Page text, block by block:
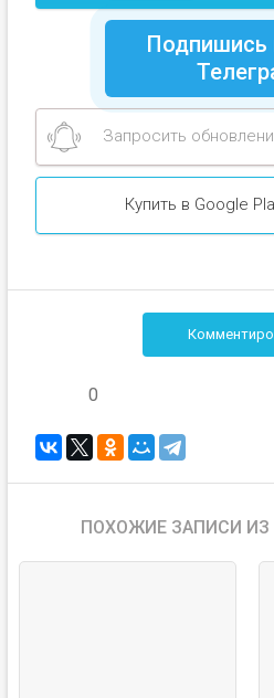
Подпишись
Запросить
Купить в Google
0
ПОХОЖИЕ ЗАПИСИ ИЗ